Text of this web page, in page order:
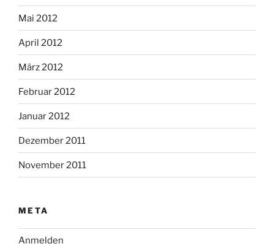
Mai 2012
April 2012
März 2012
Februar 2012
Januar 2012
Dezember 2011
November 2011
META
Anmelden